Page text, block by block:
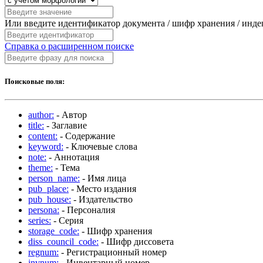
Или введите идентификатор документа / шифр хранения /
Справка о расширенном поиске
Поисковые поля:
author: - Автор
title: - Заглавие
content: - Содержание
keyword: - Ключевые слова
note: - Аннотация
theme: - Тема
person_name: - Имя лица
pub_place: - Место издания
pub_house: - Издательство
persona: - Персоналия
series: - Серия
storage_code: - Шифр хранения
diss_council_code: - Шифр диссовета
regnum: - Регистрационный номер